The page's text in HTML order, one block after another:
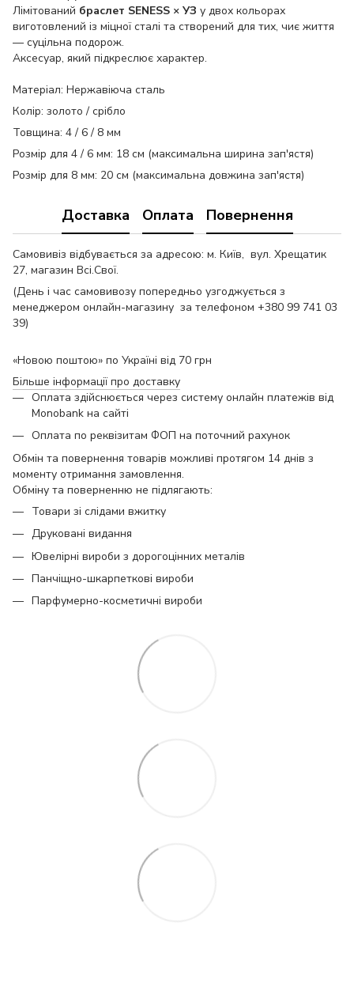
Лімітований браслет SENESS × УЗ у двох кольорах
виготовлений із міцної сталі та створений для тих, чиє життя
— суцільна подорож.
Аксесуар, який підкреслює характер.
Матеріал: Нержавіюча сталь
Колір: золото / срібло
Товщина: 4 / 6 / 8 мм
Розмір для 4 / 6 мм: 18 см (максимальна ширина зап'ястя)
Розмір для 8 мм: 20 см (максимальна довжина зап'ястя)
Доставка Оплата Повернення
Самовивіз відбувається за адресою: м. Київ, вул. Хрещатик
27, магазин Всі.Свої.
(День і час самовивозу попередньо узгоджується з
менеджером онлайн-магазину за телефоном +380 99 741 03
39)
«Новою поштою» по Україні від 70 грн
Більше інформації про доставку
Оплата здійснюється через систему онлайн платежів від
Monobank на сайті
Оплата по реквізитам ФОП на поточний рахунок
Обмін та повернення товарів можливі протягом 14 днів з
моменту отримання замовлення.
Обміну та поверненню не підлягають:
Товари зі слідами вжитку
Друковані видання
Ювелірні вироби з дорогоцінних металів
Панчіщно-шкарпеткові вироби
Парфумерно-косметичні вироби